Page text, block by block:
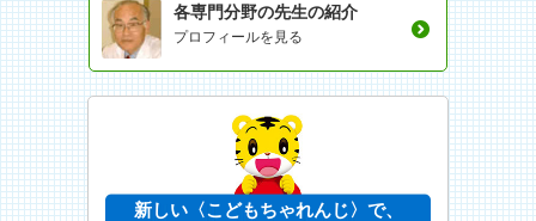
各専門分野の先生の紹介
プロフィールを見る
新しい〈こどもちゃれんじ〉で、